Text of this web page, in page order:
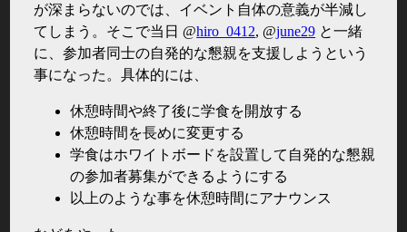
が深まらないのでは、イベント自体の意義が半減し
てしまう。そこで当日 @hiro_0412, @june29 と一緒
に、参加者同士の自発的な懇親を支援しようという
事になった。具体的には、
休憩時間や終了後に学食を開放する
休憩時間を長めに変更する
学食はホワイトボードを設置して自発的な懇親
の参加者募集ができるようにする
以上のような事を休憩時間にアナウンス